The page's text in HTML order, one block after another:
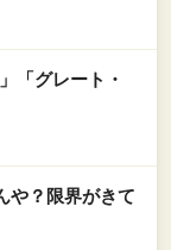
「グレート・
や？限界がきて